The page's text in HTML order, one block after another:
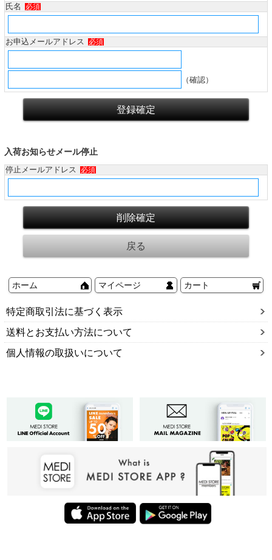
氏名 必須
お申込メールアドレス 必須
（確認）
入荷お知らせメール停止
停止メールアドレス 必須
ホーム マイページ カート
特定商取引法に基づく表示
送料とお支払い方法について
個人情報の取扱いについて